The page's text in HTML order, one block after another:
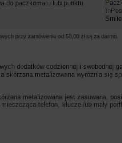
do paczkomatu lub punktu
przy zamówieniu od 50,00 zł są za darmo.
dodatków codziennej i swobodnej
metalizowana wyróżnia się
metalizowana jest zasuwana,
telefon, klucze lub mały